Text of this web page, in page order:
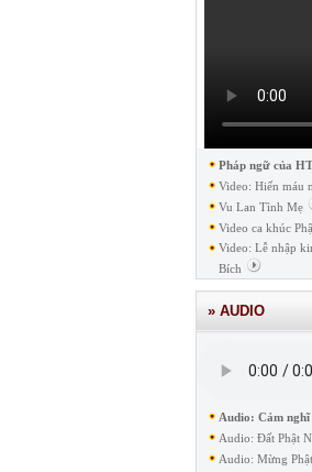
Pháp ngữ của
Video: Hiến máu
Vu Lan Tình Mẹ
Video ca khúc
Video: Lễ nhập
Bích
» AUDIO
Audio: Cảm
Audio: Đất Phật
Audio: Mừng